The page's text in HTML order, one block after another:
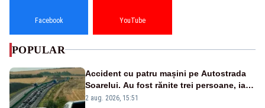
Facebook YouTube
POPULAR
Accident cu patru mașini pe Autostrada
Soarelui. Au fost rănite trei persoane, iar
traficul se desfășoară cu dificultate
2 aug. 2026, 15:51